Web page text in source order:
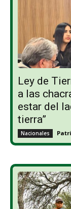
Ley de
a las
estar del
tierra”
Nacionales